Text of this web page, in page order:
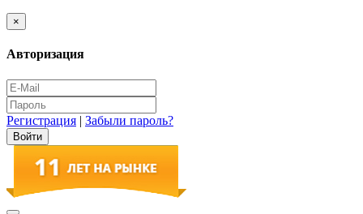
×
Авторизация
Регистрация | Забыли пароль?